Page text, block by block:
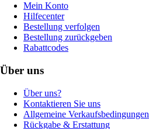
Mein Konto
Hilfecenter
Bestellung verfolgen
Bestellung zurückgeben
Rabattcodes
Über uns
Über uns?
Kontaktieren Sie uns
Allgemeine Verkaufsbedingungen
Rückgabe & Erstattung